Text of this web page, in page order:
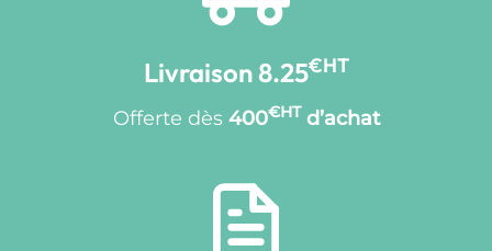
Livraison 8.25€HT
Offerte dès 400€HT d’achat